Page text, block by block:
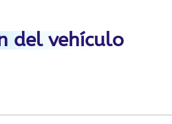
del vehículo